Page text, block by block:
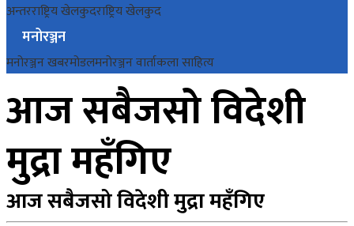
अन्तरराष्ट्रिय खेलकुदराष्ट्रिय खेलकुद
मनोरञ्जन
मनोरञ्जन खबरमोडलमनोरञ्जन वार्ताकला साहित्य
आज सबैजसो विदेशी
मुद्रा महँगिए
आज सबैजसो विदेशी मुद्रा महँगिए